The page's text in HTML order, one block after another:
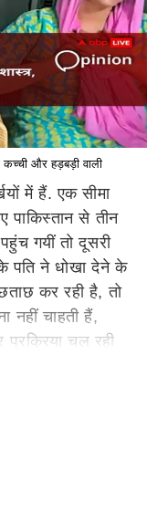
कच्ची और हड़बड़ी वाली
में हैं. एक सीमा
पाकिस्तान से तीन
गयीं तो दूसरी
पति ने धोखा देने के
कर रही है, तो
नहीं चाहती हैं,
चल रही
दी है,